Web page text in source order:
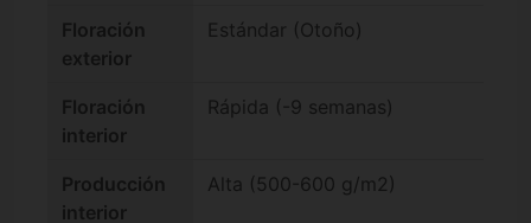
Floración
exterior
Estándar (Otoño)
Floración
interior
Rápida (-9 semanas)
Producción
interior
Alta (500-600 g/m2)